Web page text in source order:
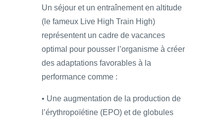
Un séjour et un entraînement en altitude
(le fameux Live High Train High)
représentent un cadre de vacances
optimal pour pousser l’organisme à créer
des adaptations favorables à la
performance comme :
• Une augmentation de la production de
l’érythropoïétine (EPO) et de globules